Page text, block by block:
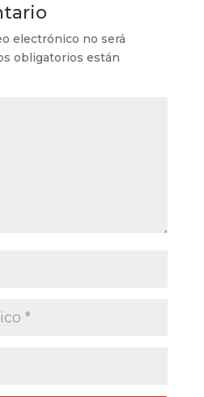
electrónico no será
obligatorios están